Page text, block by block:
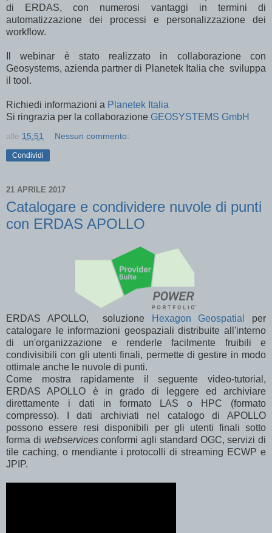
di ERDAS, con numerosi vantaggi in termini di
automatizzazione dei processi e personalizzazione dei
workflow.
Il webinar è stato realizzato in collaborazione con
Geosystems, azienda partner di Planetek Italia che sviluppa
il tool.
Richiedi informazioni a Planetek Italia
Si ringrazia per la collaborazione GEOSYSTEMS GmbH
alle 15:51 Nessun commento:
Condividi
21 APRILE 2017
Catalogare e condividere nuvole di punti
con ERDAS APOLLO
ERDAS APOLLO, soluzione Hexagon Geospatial
per
catalogare le informazioni geospaziali distribuite all'interno
di un'organizzazione e renderle facilmente fruibili e
condivisibili con gli utenti finali, permette di gestire in modo
ottimale anche le nuvole di punti.
Come mostra rapidamente il seguente video-tutorial,
ERDAS APOLLO è in grado di leggere ed archiviare
direttamente i dati in formato LAS o HPC (formato
compresso). I dati archiviati nel catalogo di APOLLO
possono essere resi disponibili per gli utenti finali sotto
forma di webservicesconformi agli standard OGC, servizi di
tile caching, o mendiante i protocolli di streaming ECWP e
JPIP.